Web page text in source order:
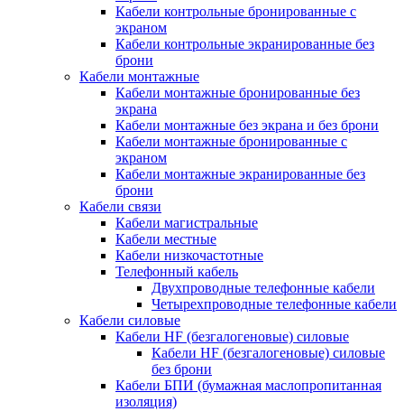
Кабели контрольные бронированные с
экраном
Кабели контрольные экранированные без
брони
Кабели монтажные
Кабели монтажные бронированные без
экрана
Кабели монтажные без экрана и без брони
Кабели монтажные бронированные с
экраном
Кабели монтажные экранированные без
брони
Кабели связи
Кабели магистральные
Кабели местные
Кабели низкочастотные
Телефонный кабель
Двухпроводные телефонные кабели
Четырехпроводные телефонные кабели
Кабели силовые
Кабели HF (безгалогеновые) силовые
Кабели HF (безгалогеновые) силовые
без брони
Кабели БПИ (бумажная маслопропитанная
изоляция)